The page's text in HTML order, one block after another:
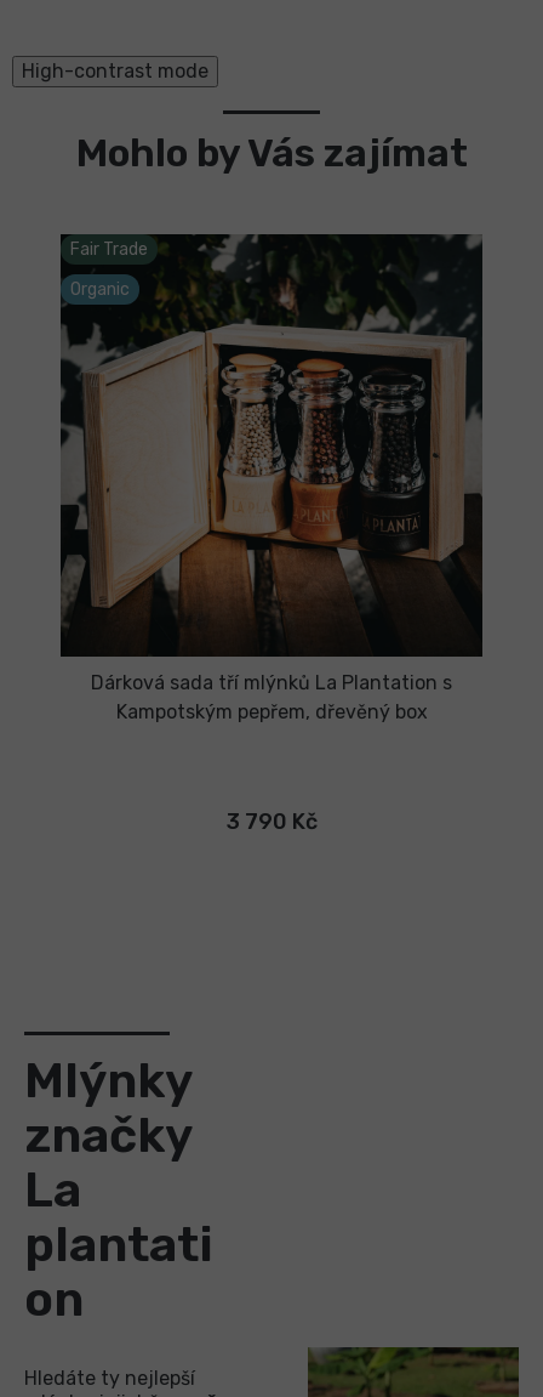
High-contrast mode
Mohlo by Vás zajímat
Fair Trade
Organic
Dárková sada tří mlýnků La Plantation s
Kampotským pepřem, dřevěný box
3 790 Kč
Mlýnky
značky
La
plantati
on
Hledáte ty nejlepší